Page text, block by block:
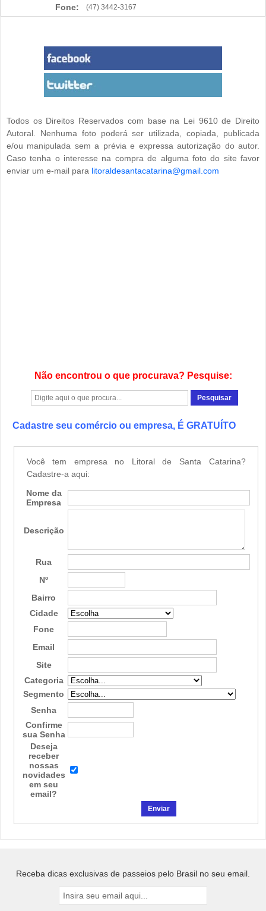
Fone: (47) 3442-3167
Todos os Direitos Reservados com base na Lei 9610 de Direito
Autoral. Nenhuma foto poderá ser utilizada, copiada, publicada
e/ou manipulada sem a prévia e expressa autorização do autor.
Caso tenha o interesse na compra de alguma foto do site favor
enviar um e-mail para litoraldesantacatarina@gmail.com
Não encontrou o que procurava? Pesquise:
Cadastre seu comércio ou empresa, É GRATUÍTO
Você tem empresa no Litoral de Santa Catarina?
Cadastre-a aqui:
Nome da
Empresa
Descrição
Rua
Nº
Bairro
Cidade
Fone
Email
Site
Categoria
Segmento
Senha
Confirme
sua Senha
Deseja
receber
nossas
novidades
em seu
email?
Receba dicas exclusivas de passeios pelo Brasil no seu email.